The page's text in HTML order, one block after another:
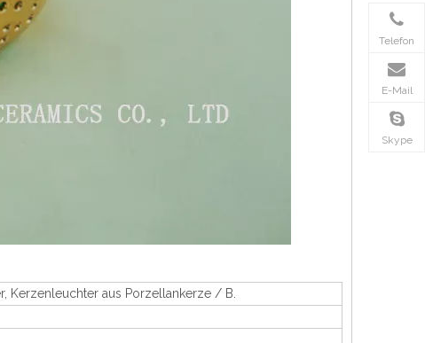
Kerzenleuchter aus Porzellankerze / B.
Telefon
E-Mail
Skype